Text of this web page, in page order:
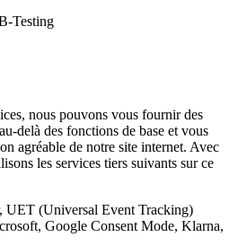
Testing
nous pouvons vous fournir des
delà des fonctions de base et vous
agréable de notre site internet. Avec
les services tiers suivants sur ce
UET (Universal Event Tracking)
Google Consent Mode, Klarna,